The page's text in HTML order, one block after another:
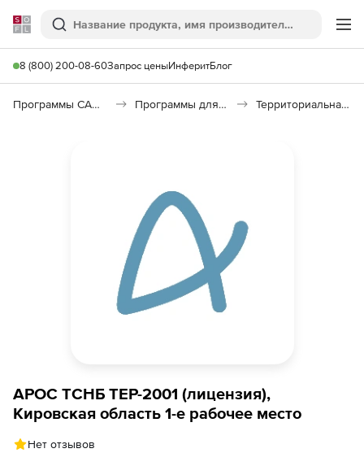
Softline
Поиск
8 (800) 200-08-60Запрос ценыИнферитБлог
Программы САПР и ГИС Программы для документооборота Территориальная сметно-нормативная база (ТСНБ)
АРОС ТСНБ ТЕР-2001 (лицензия),
Кировская область 1-е рабочее место
Нет отзывов